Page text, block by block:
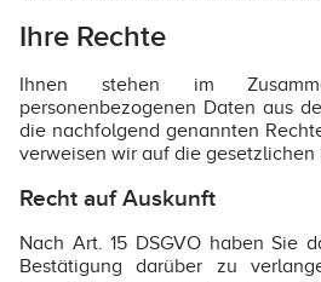
Ihre Rechte
Ihnen stehen im
personenbezogenen Daten aus
die nachfolgend genannten
verweisen wir auf die gesetzlichen
Recht auf Auskunft
Nach Art. 15 DSGVO haben Sie
Bestätigung darüber zu